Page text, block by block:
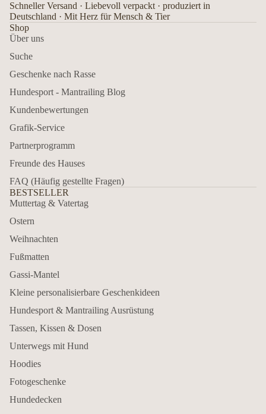
Schneller Versand · Liebevoll verpackt · produziert in
Deutschland · Mit Herz für Mensch & Tier
Shop
Über uns
Suche
Geschenke nach Rasse
Hundesport - Mantrailing Blog
Kundenbewertungen
Grafik-Service
Partnerprogramm
Freunde des Hauses
FAQ (Häufig gestellte Fragen)
BESTSELLER
Muttertag & Vatertag
Ostern
Weihnachten
Fußmatten
Gassi-Mantel
Kleine personalisierbare Geschenkideen
Hundesport & Mantrailing Ausrüstung
Tassen, Kissen & Dosen
Unterwegs mit Hund
Hoodies
Fotogeschenke
Hundedecken